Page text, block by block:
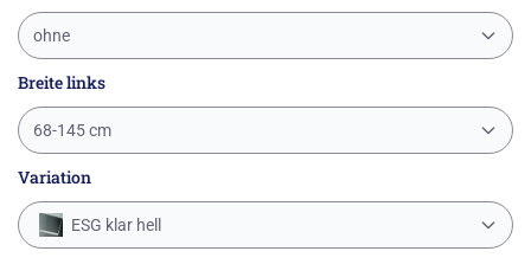
ohne
Breite links
68-145 cm
Variation
ESG klar hell